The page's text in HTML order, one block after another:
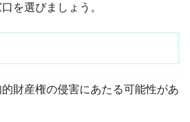
を選びましょう。
財産権の侵害にあたる可能性があ